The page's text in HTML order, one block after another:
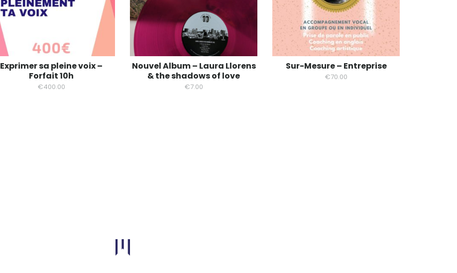
Exprimer sa pleine voix –
Forfait 10h
€400.00
Nouvel Album – Laura Llorens
& the shadows of love
€7.00
Sur-Mesure – Entreprise
€70.00